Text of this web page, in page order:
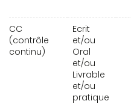
CC
(contrôle
continu)
Ecrit
et/ou
Oral
et/ou
Livrable
et/ou
pratique